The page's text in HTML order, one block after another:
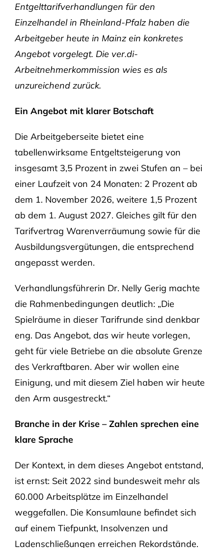
Entgelttarifverhandlungen für den
Einzelhandel in Rheinland-Pfalz haben die
Arbeitgeber heute in Mainz ein konkretes
Angebot vorgelegt. Die ver.di-
Arbeitnehmerkommission wies es als
unzureichend zurück.
Ein Angebot mit klarer Botschaft
Die Arbeitgeberseite bietet eine
tabellenwirksame Entgeltsteigerung von
insgesamt 3,5 Prozent in zwei Stufen an – bei
einer Laufzeit von 24 Monaten: 2 Prozent ab
dem 1. November 2026, weitere 1,5 Prozent
ab dem 1. August 2027. Gleiches gilt für den
Tarifvertrag Warenverräumung sowie für die
Ausbildungsvergütungen, die entsprechend
angepasst werden.
Verhandlungsführerin Dr. Nelly Gerig machte
die Rahmenbedingungen deutlich: „Die
Spielräume in dieser Tarifrunde sind denkbar
eng. Das Angebot, das wir heute vorlegen,
geht für viele Betriebe an die absolute Grenze
des Verkraftbaren. Aber wir wollen eine
Einigung, und mit diesem Ziel haben wir heute
den Arm ausgestreckt.“
Branche in der Krise – Zahlen sprechen eine
klare Sprache
Der Kontext, in dem dieses Angebot entstand,
ist ernst: Seit 2022 sind bundesweit mehr als
60.000 Arbeitsplätze im Einzelhandel
weggefallen. Die Konsumlaune befindet sich
auf einem Tiefpunkt, Insolvenzen und
Ladenschließungen erreichen Rekordstände.